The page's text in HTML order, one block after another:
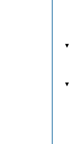
1
※
▼
▼
※